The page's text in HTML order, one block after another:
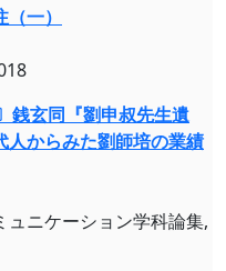
一）
玄同『劉申叔先生遺
人からみた劉師培の業績
ニケーション学科論集,